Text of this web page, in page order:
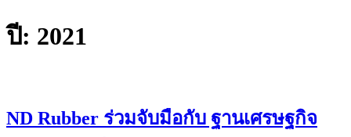
ปี: 2021
ND Rubber ร่วมจับมือกับ ฐานเศรษฐกิจ